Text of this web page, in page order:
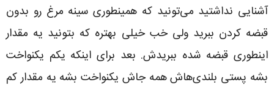
آشنایی نداشتید می‌تونید که همینطوری سینه مرغ رو بدون
قبضه کردن ببرید ولی خب خیلی بهتره که بتونید یه مقدار
اینطوری قبضه شده ببریدش. بعد برای اینکه یکم یکنواخت
بشه پستی بلندی‌هاش همه جاش یکنواخت بشه یه مقدار کم